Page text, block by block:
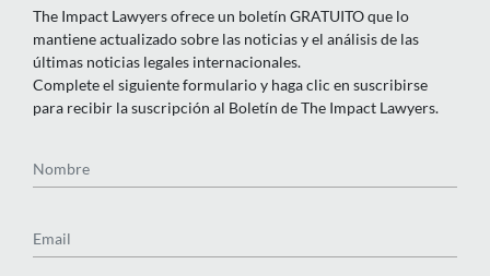
The Impact Lawyers ofrece un boletín GRATUITO que lo
mantiene actualizado sobre las noticias y el análisis de las
últimas noticias legales internacionales.
Complete el siguiente formulario y haga clic en suscribirse
para recibir la suscripción al Boletín de The Impact Lawyers.